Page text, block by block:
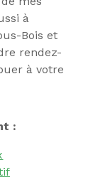
à
Bois et
rendez-
à votre
: